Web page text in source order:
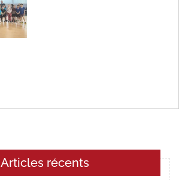
Articles récents